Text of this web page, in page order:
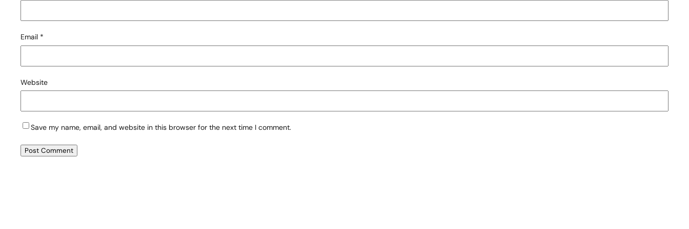
Email *
Website
Save my name, email, and website in this browser for the next time I comment.